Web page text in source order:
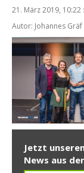
21. März 2019, 10:22
Autor: Johannes Gräf
Jetzt
News aus